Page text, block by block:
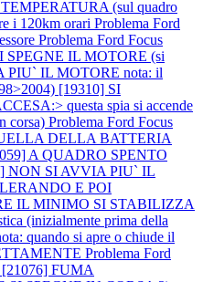
(sul quadro
i 120km orari Problema Ford
Problema Ford Focus
SPEGNE IL MOTORE (si
PIU` IL MOTORE nota: il
[19310] SI
questa spia si accende
corsa) Problema Ford Focus
DELLA BATTERIA
A QUADRO SPENTO
NON SI AVVIA PIU` IL
E POI
IL MINIMO SI STABILIZZA
(inizialmente prima della
quando si apre o chiude il
Problema Ford
[21076] FUMA